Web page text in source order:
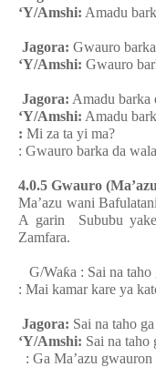
‘Y/Amshi: Amadu
Jagora: Gwauro
‘Y/Amshi: Gwauro
Jagora: Amadu barka
‘Y/Amshi: Amadu
: Mi za ta yi ma?
: Gwauro barka da wala
4.0.5 Gwauro
Ma’azu wani
A garin Sububu
Zamfara.
G/Waƙa : Sai na taho
: Mai kamar kare ya
Jagora: Sai na taho
‘Y/Amshi: Sai na taho
: Ga Ma’azu gwauron